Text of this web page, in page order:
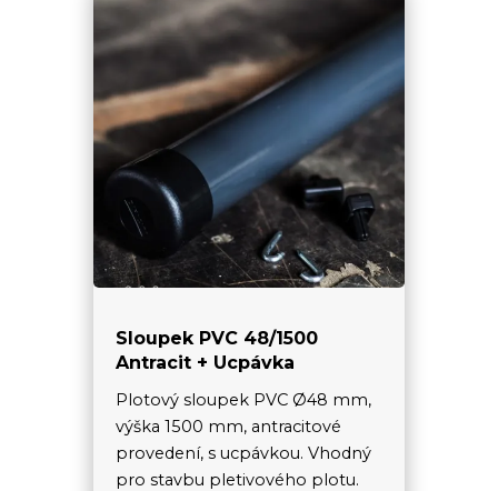
Sloupek PVC 48/1500
Antracit + Ucpávka
Plotový sloupek PVC Ø48 mm,
výška 1500 mm, antracitové
provedení, s ucpávkou. Vhodný
pro stavbu pletivového plotu.